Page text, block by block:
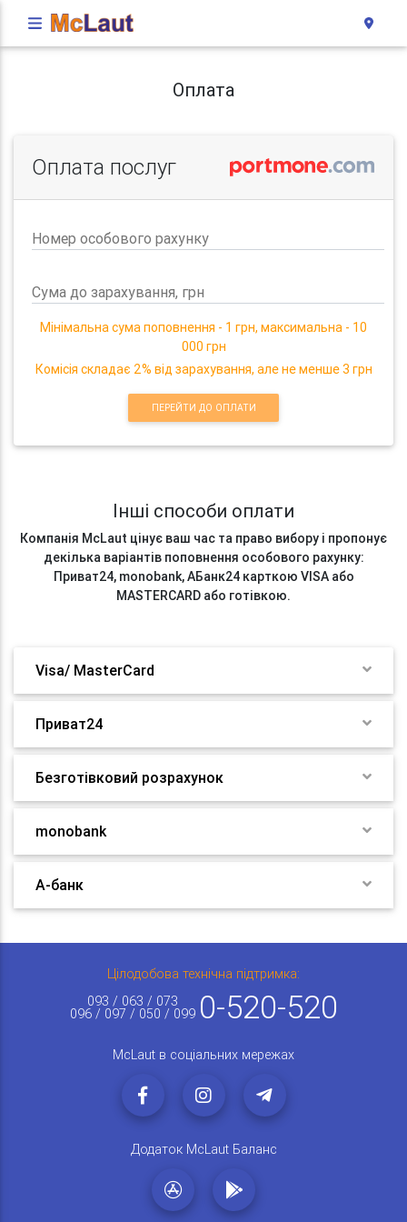
Оплата
Оплата послуг
Номер особового рахунку
Сума до зарахування, грн
Мінімальна сума поповнення - 1 грн, максимальна - 10
000 грн
Комісія складає 2% від зарахування, але не менше 3 грн
ПЕРЕЙТИ ДО ОПЛАТИ
Інші способи оплати
Компанія McLaut цінує ваш час та право вибору і пропонує
декілька варіантів поповнення особового рахунку:
Приват24, monobank, АБанк24 карткою VISA або
MASTERCARD або готівкою.
Visa/ MasterCard
Приват24
Безготівковий розрахунок
monobank
А-банк
Цілодобова технічна підтримка:
093 / 063 / 073
096 / 097 / 050 / 099 0-520-520
McLaut в соціальних мережах
Додаток McLaut Баланс